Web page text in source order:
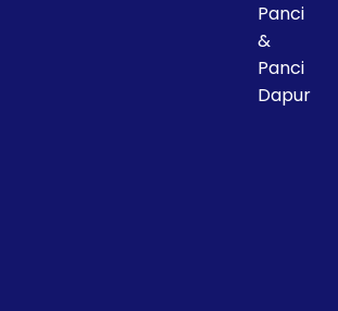
Tingkatkan operasi
Panci
&
Panci
Dapur